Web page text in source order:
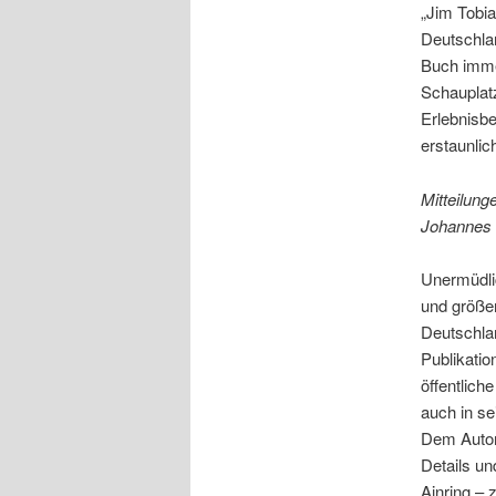
„Jim
Buch
Johannes
und
auch in
Dem
Details
Ainring –